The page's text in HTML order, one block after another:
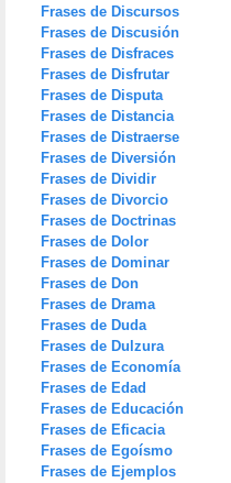
Frases de Discursos
Frases de Discusión
Frases de Disfraces
Frases de Disfrutar
Frases de Disputa
Frases de Distancia
Frases de Distraerse
Frases de Diversión
Frases de Dividir
Frases de Divorcio
Frases de Doctrinas
Frases de Dolor
Frases de Dominar
Frases de Don
Frases de Drama
Frases de Duda
Frases de Dulzura
Frases de Economía
Frases de Edad
Frases de Educación
Frases de Eficacia
Frases de Egoísmo
Frases de Ejemplos